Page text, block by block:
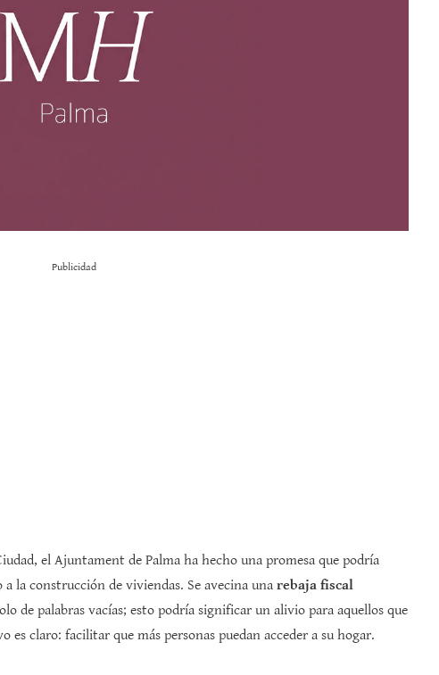
Publicidad
el Ajuntament de Palma ha hecho una promesa que podría
la construcción de viviendas. Se avecina una rebaja fiscal
de palabras vacías; esto podría significar un alivio para aquellos que
es claro: facilitar que más personas puedan acceder a su hogar.